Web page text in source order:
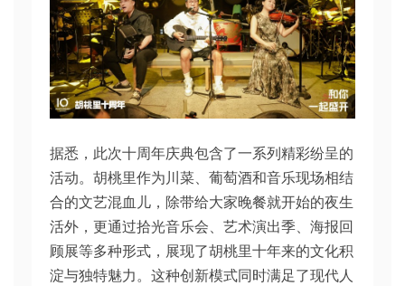
据悉，此次十周年庆典包含了一系列精彩纷呈的
活动。胡桃里作为川菜、葡萄酒和音乐现场相结
合的文艺混血儿，除带给大家晚餐就开始的夜生
活外，更通过拾光音乐会、艺术演出季、海报回
顾展等多种形式，展现了胡桃里十年来的文化积
淀与独特魅力。这种创新模式同时满足了现代人